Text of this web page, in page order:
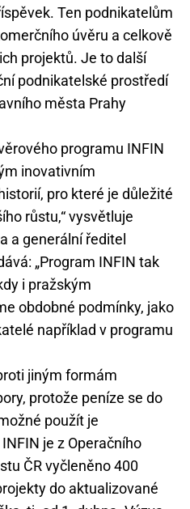
Ten podnikatelům
úvěru a celkově
projektů. Je to další
podnikatelské prostředí
města Prahy
programu INFIN
inovativním
pro které je důležité
růstu,“ vysvětluje
a generální ředitel
„Program INFIN tak
i pražským
obdobné podmínky, jako
například v programu
jiným formám
protože peníze se do
použít je
je z Operačního
ČR vyčleněno 400
do aktualizované